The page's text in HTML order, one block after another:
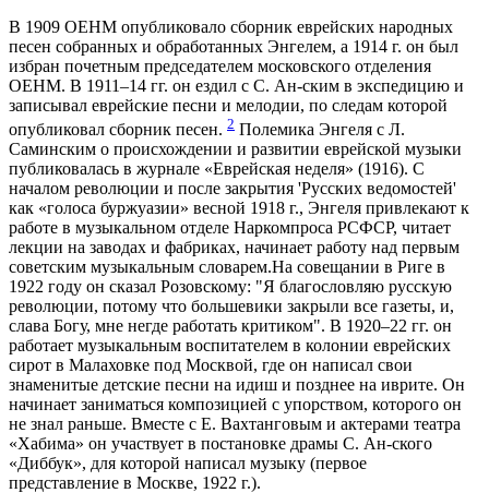
В 1909 ОЕНМ опубликовало сборник еврейских народных
песен собранных и обработанных Энгелем, а 1914 г. он был
избран почетным председателем московского отделения
ОЕНМ. В 1911–14 гг. он ездил с С. Ан-ским в экспедицию и
записывал еврейские песни и мелодии, по следам которой
опубликовал сборник песен. 2 Полемика Энгеля с Л.
Саминским о происхождении и развитии еврейской музыки
публиковалась в журнале «Еврейская неделя» (1916). С
началом революции и после закрытия 'Русских ведомостей'
как «голоса буржуазии» весной 1918 г., Энгеля привлекают к
работе в музыкальном отделе Наркомпроса РСФСР, читает
лекции на заводах и фабриках, начинает работу над первым
советским музыкальным словарем.На совещании в Риге в
1922 году он сказал Розовскому: "Я благословляю русскую
революции, потому что большевики закрыли все газеты, и,
слава Богу, мне негде работать критиком". В 1920–22 гг. он
работает музыкальным воспитателем в колонии еврейских
сирот в Малаховке под Москвой, где он написал свои
знаменитые детские песни на идиш и позднее на иврите. Он
начинает заниматься композицией с упорством, которого он
не знал раньше. Вместе с Е. Вахтанговым и актерами театра
«Хабима» он участвует в постановке драмы С. Ан-ского
«Диббук», для которой написал музыку (первое
представление в Москве, 1922 г.).